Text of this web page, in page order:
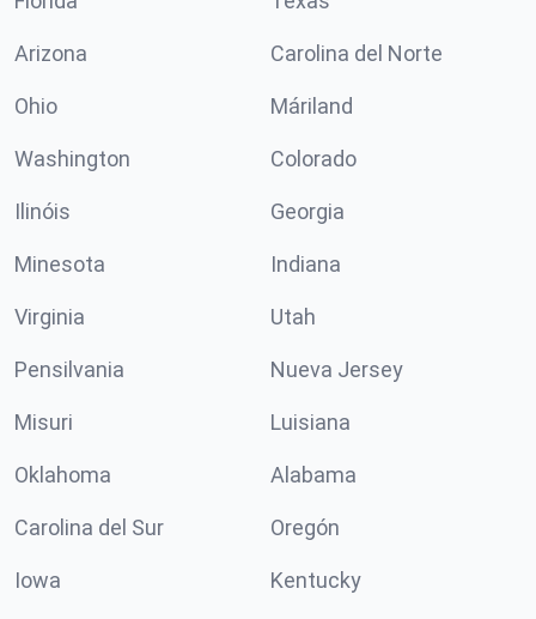
Arizona Carolina del Norte
Ohio Máriland
Washington Colorado
Ilinóis Georgia
Minesota Indiana
Virginia Utah
Pensilvania Nueva Jersey
Misuri Luisiana
Oklahoma Alabama
Carolina del Sur Oregón
Iowa Kentucky